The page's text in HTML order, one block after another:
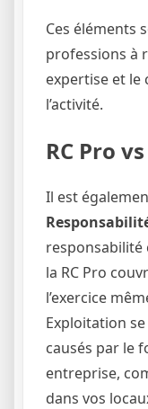
Ces éléments
professions à
expertise et
l’activité.
RC Pro
Il est
responsabilité
la RC Pro
l’exercice
Exploitation
causés par le
entreprise,
dans vos